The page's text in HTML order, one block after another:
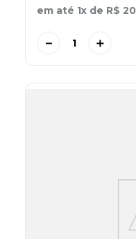
em até 1x de R$ 20
＋
－